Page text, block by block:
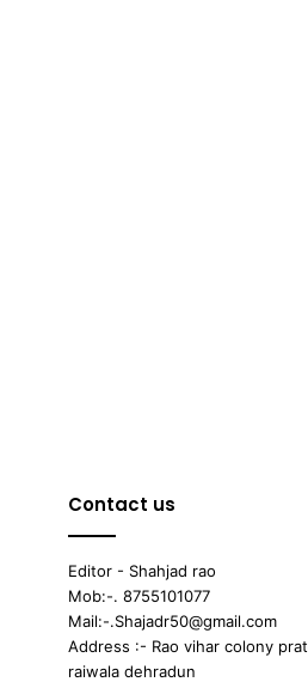
Contact us
Editor - Shahjad rao
Mob:-. 8755101077
Mail:-.Shajadr50@gmail.com
Address :- Rao vihar colony
raiwala dehradun